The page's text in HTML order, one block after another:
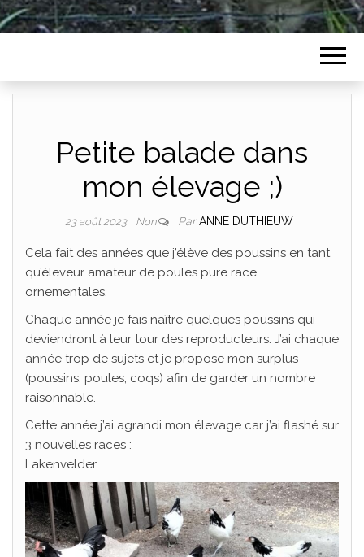
Petite balade dans
mon élevage ;)
23 août 2023 Non ParANNE DUTHIEUW
Cela fait des années que j’élève des poussins en tant
qu’éleveur amateur de poules pure race
ornementales.
Chaque année je fais naître quelques poussins qui
deviendront à leur tour des reproducteurs. J’ai chaque
année trop de sujets et je propose mon surplus
(poussins, poules, coqs) afin de garder un nombre
raisonnable.
Cette année j’ai agrandi mon élevage car j’ai flashé sur
3 nouvelles races :
Lakenvelder,